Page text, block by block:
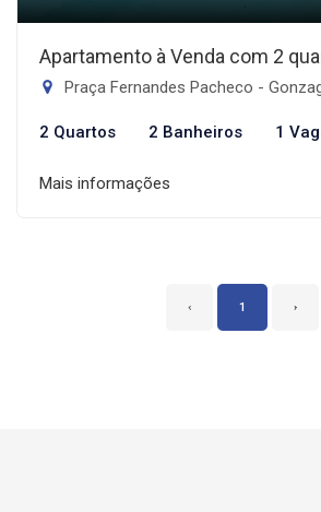
Apartamento à Venda com 2
Praça Fernandes Pacheco -
2 Quartos 2 Banheiros 1
Mais informações
‹ 1 ›